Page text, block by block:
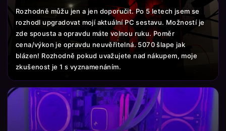
Rozhodně můžu jen a jen doporučit. Po 5 letech jsem se
rozhodl upgradovat mojí aktuální PC sestavu. Možností je
zde spousta a opravdu máte volnou ruku. Poměr
cena/výkon je opravdu neuvěřitelná. 5070 šlape jak
blázen! Rozhodně pokud uvažujete nad nákupem, moje
zkušenost je 1 s vyznamenáním.